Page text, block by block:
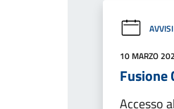
AVVISI
10 MARZO
Fusione
Accesso